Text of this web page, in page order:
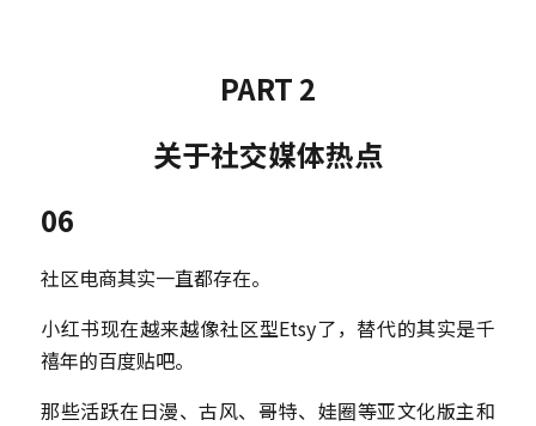
PART 2
关于社交媒体热点
06
社区电商其实一直都存在。
小红书现在越来越像社区型Etsy了，替代的其实是千
禧年的百度贴吧。
那些活跃在日漫、古风、哥特、娃圈等亚文化版主和